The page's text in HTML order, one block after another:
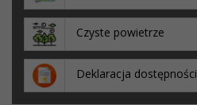
Czyste powietrze
Deklaracja dostępności